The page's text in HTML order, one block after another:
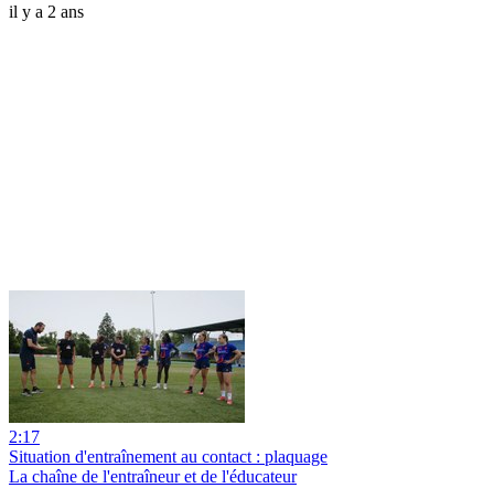
il y a 2 ans
2:17
Situation d'entraînement au contact : plaquage
La chaîne de l'entraîneur et de l'éducateur